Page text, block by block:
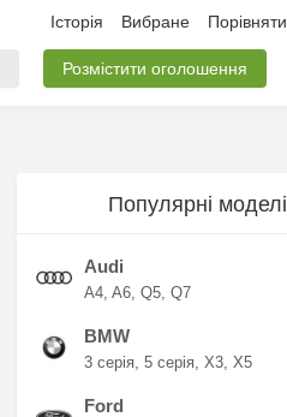
Історія Вибране Порівняти
Розмістити оголошення
Популярні моделі
Audi
A4 A6 Q5 Q7
BMW
3 серія 5 серія X3 X5
Ford